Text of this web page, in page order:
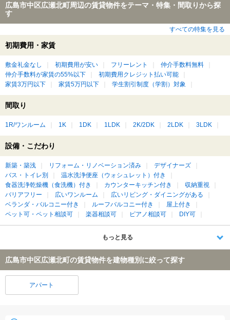
広島市中区広瀬北町周辺の賃貸物件をテーマ・特集・間取りから探
す
すべての特集を見る
初期費用・家賃
敷金礼金なし 初期費用が安い フリーレント
仲介手数料無料
仲介手数料が家賃の55%以下
初期費用クレジット払い可能
家賃3万円以下
家賃5万円以下 学生割引制度（学割）対象
間取り
1R/ワンルーム 1K 1DK 1LDK 2K/2DK 2LDK 3LDK
設備・こだわり
新築・築浅 リフォーム・リノベーション済み
デザイナーズ
バス・トイレ別
温水洗浄便座（ウォシュレット）付き
食器洗浄乾燥機（食洗機）付き
カウンターキッチン付き
収納重視
バリアフリー
広いワンルーム
広いリビング・ダイニングがある
ベランダ・バルコニー付き
ルーフバルコニー付き
屋上付き
ペット可・ペット相談可
楽器相談可 ピアノ相談可 DIY可
もっと見る
広島市中区広瀬北町の賃貸物件を建物種別に絞って探す
アパート